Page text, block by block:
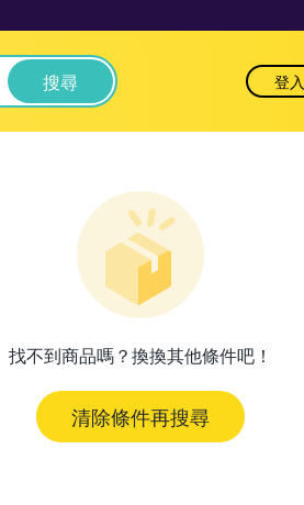
搜尋 登入
找不到商品嗎？換換其他條件吧！
清除條件再搜尋